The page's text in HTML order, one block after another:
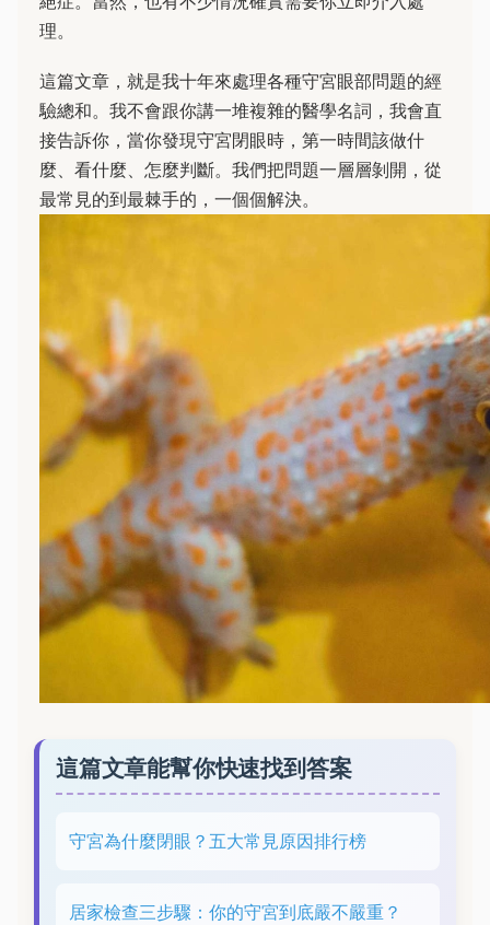
理。
這篇文章，就是我十年來處理各種守宮眼部問題的經
驗總和。我不會跟你講一堆複雜的醫學名詞，我會直
接告訴你，當你發現守宮閉眼時，第一時間該做什
麼、看什麼、怎麼判斷。我們把問題一層層剝開，從
最常見的到最棘手的，一個個解決。
這篇文章能幫你快速找到答案
守宮為什麼閉眼？五大常見原因排行榜
居家檢查三步驟：你的守宮到底嚴不嚴重？